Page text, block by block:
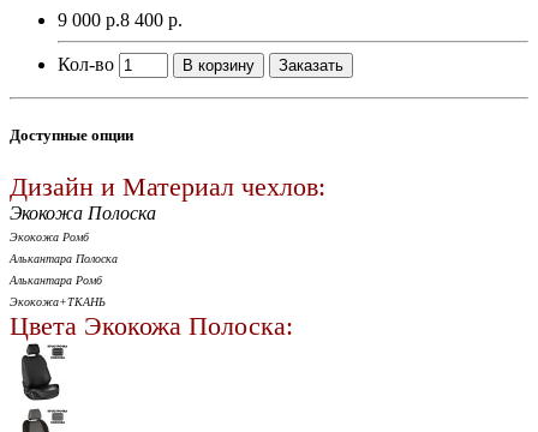
9 000 р.8 400 р.
Кол-во В корзину Заказать
Доступные опции
Дизайн и Материал чехлов:
Экокожа Полоска
Экокожа Ромб
Алькантара Полоска
Алькантара Ромб
Экокожа+ТКАНЬ
Цвета Экокожа Полоска: